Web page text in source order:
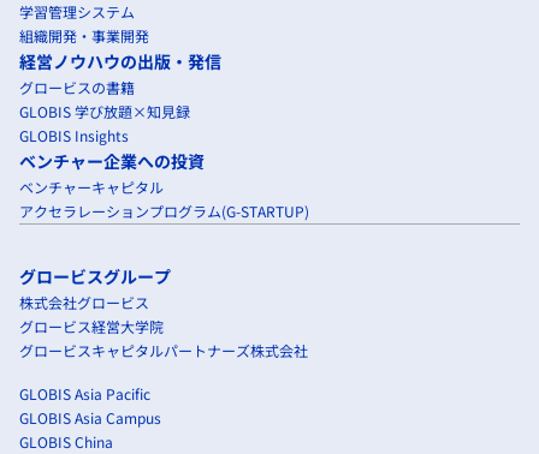
学習管理システム
組織開発・事業開発
経営ノウハウの出版・発信
グロービスの書籍
GLOBIS 学び放題×知見録
GLOBIS Insights
ベンチャー企業への投資
ベンチャーキャピタル
アクセラレーションプログラム(G-STARTUP)
グロービスグループ
株式会社グロービス
グロービス経営大学院
グロービスキャピタルパートナーズ株式会社
GLOBIS Asia Pacific
GLOBIS Asia Campus
GLOBIS China